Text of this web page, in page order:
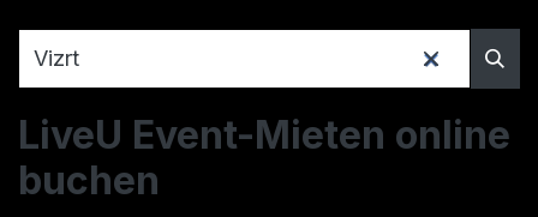
LiveU Event-Mieten online
buchen